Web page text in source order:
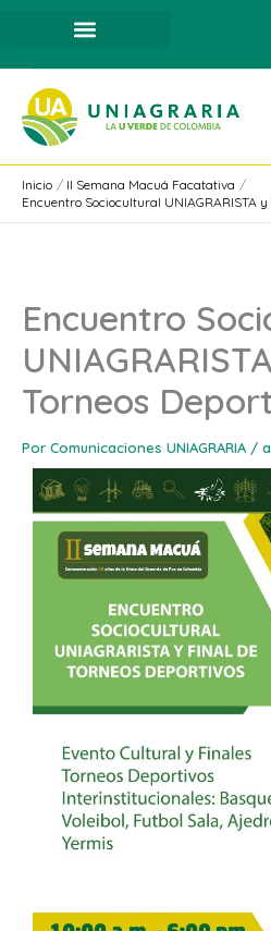
contenido
Inicio
II Semana Macuá Facatativa
Encuentro Sociocultural UNIAGRARISTA
Encuentro
Torneos
Por Comunicaciones UNIAGRARIA /